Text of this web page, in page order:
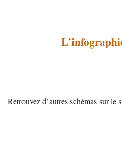
Retrouvez d’autres schémas sur le